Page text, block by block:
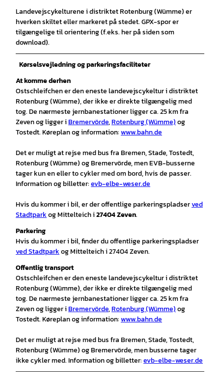
Landevejscykelturene i distriktet Rotenburg (Wümme) er
hverken skiltet eller markeret på stedet. GPX-spor er
tilgængelige til orientering (f.eks. her på siden som
download).
Kørselsvejledning og parkeringsfaciliteter
At komme derhen
Ostschleifchen er den eneste landevejscykeltur i distriktet
Rotenburg (Wümme), der ikke er direkte tilgængelig med
tog. De nærmeste jernbanestationer ligger ca. 25 km fra
Zeven og ligger iBremervörde,Rotenburg (Wümme)og
Tostedt. Køreplan og information:www.bahn.de
Det er muligt at rejse med bus fra Bremen, Stade, Tostedt,
Rotenburg (Wümme) og Bremervörde, men EVB-busserne
tager kun en eller to cykler med om bord, hvis de passer.
Information og billetter:evb-elbe-weser.de
Hvis du kommer i bil, er der offentlige parkeringspladserved
Stadtparkog Mittelteich i27404 Zeven.
Parkering
Hvis du kommer i bil, finder du offentlige parkeringspladser
ved Stadtparkog Mittelteich i 27404 Zeven.
Offentlig transport
Ostschleifchen er den eneste landevejscykeltur i distriktet
Rotenburg (Wümme), der ikke er direkte tilgængelig med
tog. De nærmeste jernbanestationer ligger ca. 25 km fra
Zeven og ligger iBremervörde,Rotenburg (Wümme)og
Tostedt. Køreplan og information:www.bahn.de
Det er muligt at rejse med bus fra Bremen, Stade, Tostedt,
Rotenburg (Wümme) og Bremervörde, men busserne tager
ikke cykler med. Information og billetter:evb-elbe-weser.de